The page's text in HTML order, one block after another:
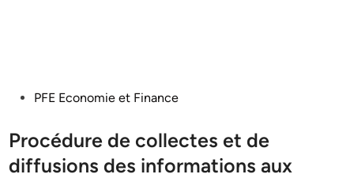
PostedPFE Economie et Finance
Procédure de collectes et de
diffusions des informations aux